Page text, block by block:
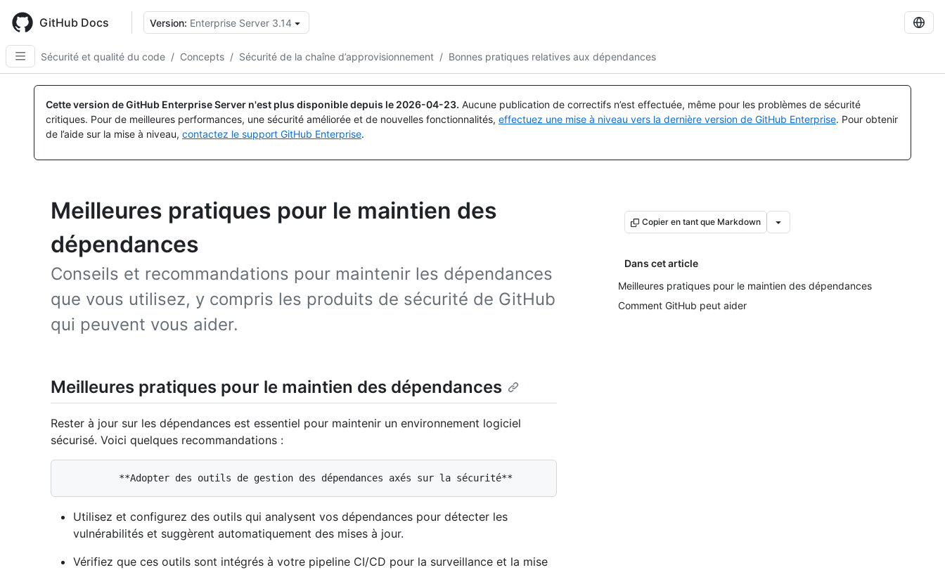
main
content
GitHub Docs Version: Enterprise Server 3.14
Sécurité et qualité du code / Concepts / Sécurité de la chaîne d’approvisionnement / Bonnes pratiques relatives aux dépendances
Cette version de GitHub Enterprise Server n'est plus disponible depuis le 2026-04-23. Aucune publication de correctifs n’est effectuée, même pour les problèmes de sécurité
critiques. Pour de meilleures performances, une sécurité améliorée et de nouvelles fonctionnalités, effectuez une mise à niveau vers la dernière version de GitHub Enterprise. Pour obtenir
de l’aide sur la mise à niveau, contactez le support GitHub Enterprise.
Meilleures pratiques pour le maintien des
dépendances
Conseils et recommandations pour maintenir les dépendances
que vous utilisez, y compris les produits de sécurité de GitHub
qui peuvent vous aider.
Copier en tant que Markdown
Dans cet article
Meilleures pratiques pour le maintien des dépendances
Comment GitHub peut aider
Meilleures pratiques pour le maintien des dépendances
Rester à jour sur les dépendances est essentiel pour maintenir un environnement logiciel
sécurisé. Voici quelques recommandations :
Utilisez et configurez des outils qui analysent vos dépendances pour détecter les
vulnérabilités et suggèrent automatiquement des mises à jour.
Vérifiez que ces outils sont intégrés à votre pipeline CI/CD pour la surveillance et la mise